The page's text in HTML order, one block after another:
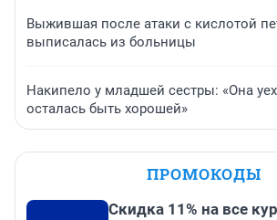
Выжившая после атаки с кислотой
выписалась из больницы
Накипело у младшей сестры: «Она
осталась быть хорошей»
ПРОМОКОДЫ
Скидка 11% на все